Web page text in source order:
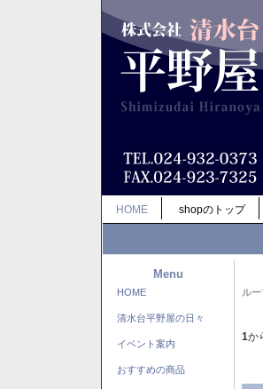
HOME shopのトップ
Menu
HOME
清水台平野屋の日々
イベント案内
おすすめの商品
ル
1か